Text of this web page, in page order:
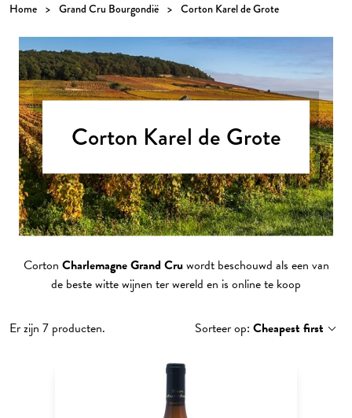
Home Grand Cru Bourgondië Corton Karel de Grote
Corton Karel de Grote
Corton Charlemagne Grand Cruwordt beschouwd als een van
de beste witte wijnen ter wereld en is online te koop
Er zijn 7 producten. Sorteer op: Cheapest first